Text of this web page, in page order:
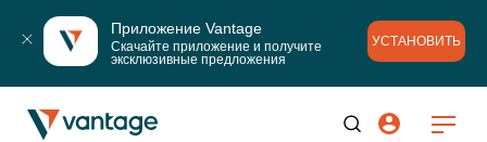
Приложение Vantage
Скачайте приложение и получите
эксклюзивные предложения
УСТАНОВИТЬ